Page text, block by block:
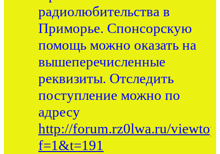
радиолюбительства в
Приморье. Спонсорскую
помощь можно оказать на
вышеперечисленные
реквизиты. Отследить
поступление можно по
адресу
http://forum.rz0lwa.ru/
f=1&t=191